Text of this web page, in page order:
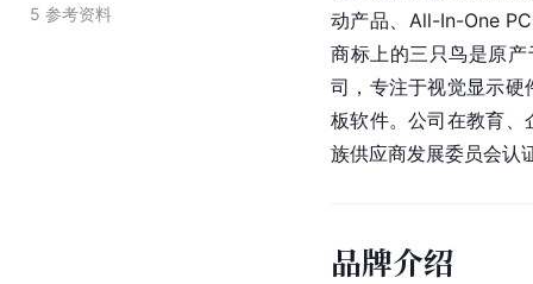
5 参考资料
动产品、All-In-One
商标上的三只鸟是原产
司，专注于视觉显示硬
板软件。公司在教育
族供应商发展委员会认
品牌介绍